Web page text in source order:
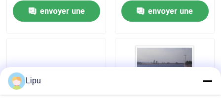
envoyer une
de structure solaire
envoyer une
Lipu